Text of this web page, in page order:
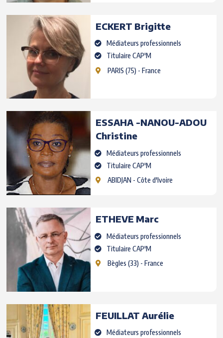
ECKERT Brigitte
Médiateurs professionnels
Titulaire CAP'M
PARIS (75) - France
ESSAHA -NANOU-ADOU
Christine
Médiateurs professionnels
Titulaire CAP'M
ABIDJAN- Côte d'Ivoire
ETHEVE Marc
Médiateurs professionnels
Titulaire CAP'M
Bègles (33) - France
FEUILLAT Aurélie
Médiateurs professionnels